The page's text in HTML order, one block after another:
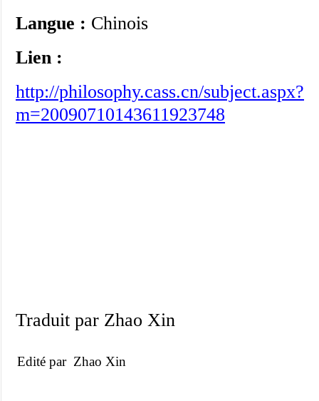
Langue : Chinois
Lien :
http://philosophy.cass.cn/subject.aspx?
m=20090710143611923748
Traduit par Zhao Xin
Edité par Zhao Xin